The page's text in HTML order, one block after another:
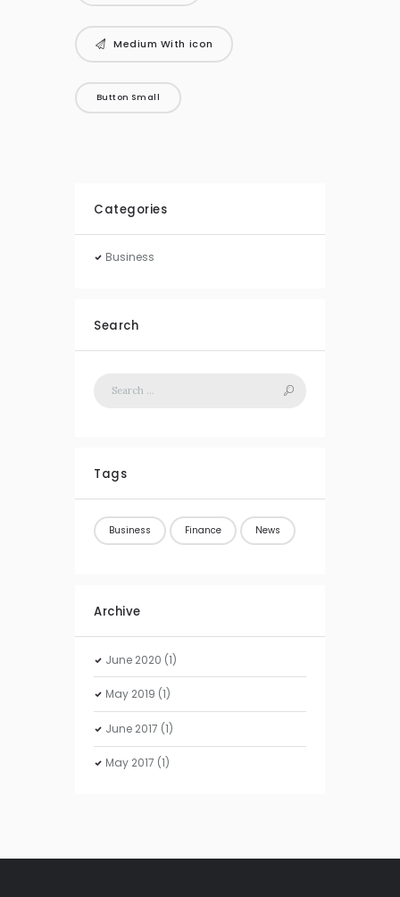
Medium With icon
Button Small
Categories
Business
Search
Tags
Business Finance News
Archive
June 2020 (1)
May 2019 (1)
June 2017 (1)
May 2017 (1)